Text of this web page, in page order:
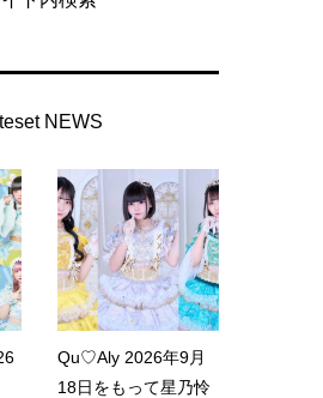
NEWS
Qu♡Aly 2026年9月
18日をもって星乃怜